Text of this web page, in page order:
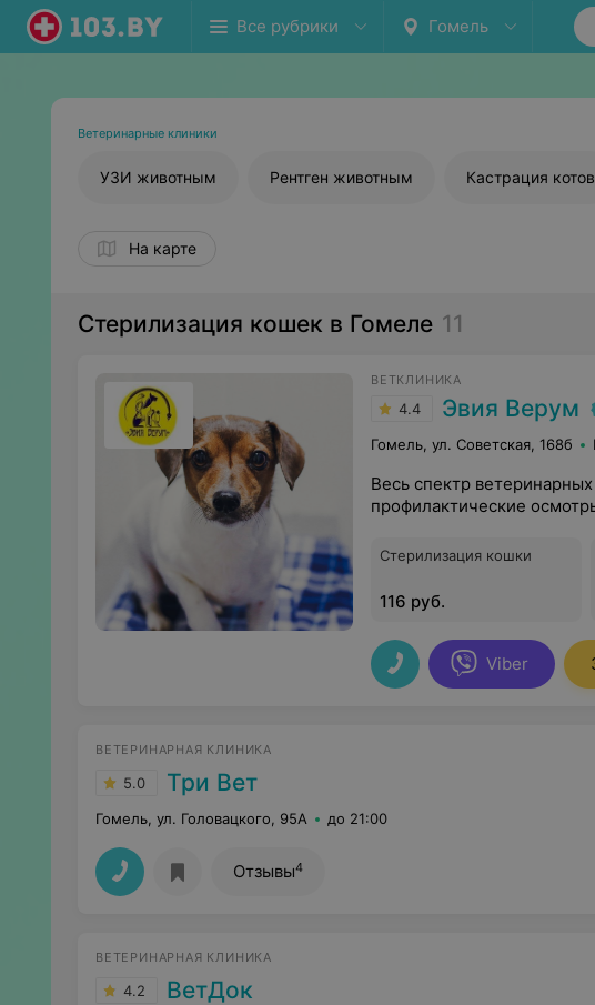
Все рубрики Гомель
Ветеринарные клиники
УЗИ животным Рентген животным Кастрация котов
На карте
Стерилизация кошек в Гомеле 11
ВЕТКЛИНИКА
4.4 Эвия Верум
Гомель, ул. Советская, 168б
Весь спектр
профилактические
Стерилизация кошки
116 руб.
Viber
ВЕТЕРИНАРНАЯ КЛИНИКА
5.0 Три Вет
Гомель, ул. Головацкого, 95А до 21:00
Отзывы4
ВЕТЕРИНАРНАЯ КЛИНИКА
4.2 ВетДок